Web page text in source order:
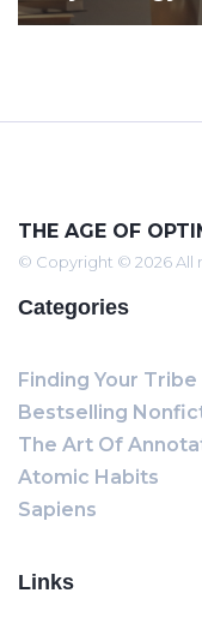
THE AGE OF
© Copyright © 2026 All
Categories
Finding Your Tribe
Bestselling
The Art Of
Atomic Habits
Sapiens
Links